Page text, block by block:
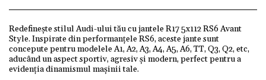
Redefinește stilul Audi-ului tău cu jantele R17 5x112 RS6 Avant
Style. Inspirate din performanțele RS6, aceste jante sunt
concepute pentru modelele A1, A2, A3, A4, A5, A6, TT, Q3, Q2, etc,
aducând un aspect sportiv, agresiv și modern, perfect pentru a
evidenția dinamismul mașinii tale.